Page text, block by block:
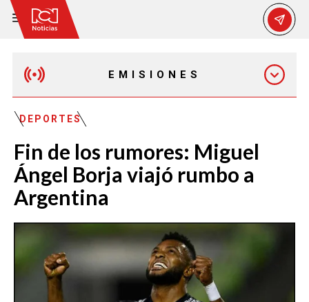
EMISIONES
EMISIÓN 7:00 PM
DEPORTES
Fin de los rumores: Miguel
Ángel Borja viajó rumbo a
Argentina